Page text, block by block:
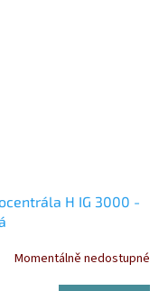
H IG 3000 -
Momentálně nedostupné